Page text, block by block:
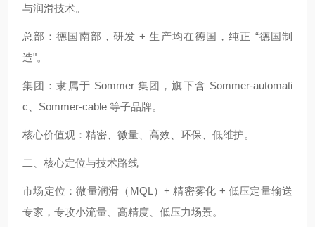
与润滑技术。
总部：德国南部，研发 + 生产均在德国，纯正 “德国制
造"。
集团：隶属于 Sommer 集团，旗下含 Sommer‑automati
c、Sommer‑cable 等子品牌。
核心价值观：精密、微量、高效、环保、低维护。
二、核心定位与技术路线
市场定位：微量润滑（MQL）+ 精密雾化 + 低压定量输送
专家，专攻小流量、高精度、低压力场景。